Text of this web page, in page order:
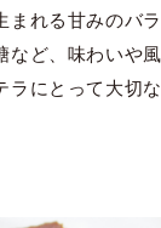
まれる甘みのバ
など、味わいや
ラにとって大切